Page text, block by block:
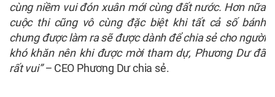
cùng niềm vui đón xuân mới cùng đất nước. Hơn nữa
cuộc thi cũng vô cùng đặc biệt khi tất cả số bánh
chưng được làm ra sẽ được dành để chia sẻ cho người
khó khăn nên khi được mời tham dự, Phương Dư đã
rất vui” – CEO Phương Dư chia sẻ.